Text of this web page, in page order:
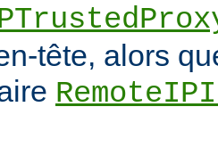
tête, alors